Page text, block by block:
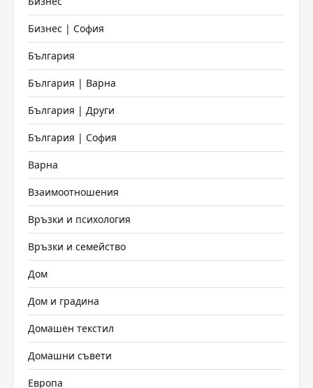
Бизнес | София
България
България | Варна
България | Други
България | София
Варна
Взаимоотношения
Връзки и психология
Връзки и семейство
Дом
Дом и градина
Домашен текстил
Домашни съвети
Европа